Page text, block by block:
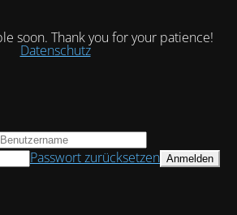
soon. Thank you for your patience!
Datenschutz
Passwort zurücksetzen